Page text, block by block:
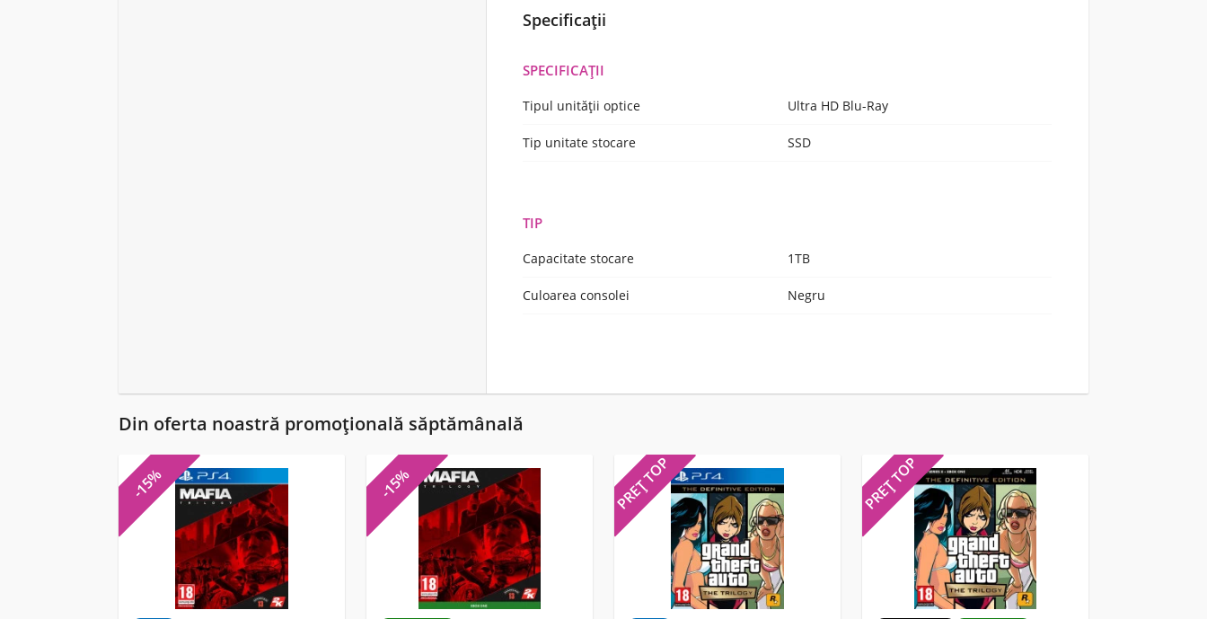
Specificații
SPECIFICAȚII
Tipul unității optice Ultra HD Blu-Ray
Tip unitate stocare SSD
TIP
Capacitate stocare 1TB
Culoarea consolei Negru
Din oferta noastră promoțională săptămânală
-15% -15% PREȚ TOP PREȚ TOP